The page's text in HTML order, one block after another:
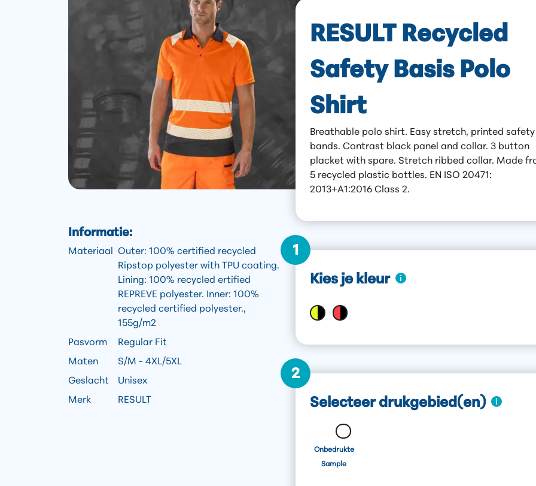
Informatie:
Materiaal
Outer: 100% certified recycled
Ripstop polyester with TPU coating.
Lining: 100% recycled ertified
REPREVE polyester. Inner: 100%
recycled certified polyester.,
155g/m2
Pasvorm
Regular Fit
Maten
S/M - 4XL/5XL
Geslacht
Unisex
Merk
RESULT
RESULT Recycled
Safety Basis Polo
Shirt
Breathable polo shirt. Easy stretch, printed safety
bands. Contrast black panel and collar. 3 button
placket with spare. Stretch ribbed collar. Made
5 recycled plastic bottles. EN ISO 20471:
2013+A1:2016 Class 2.
1
Kies je kleur
2
Selecteer drukgebied(en)
Onbedrukte
Sample